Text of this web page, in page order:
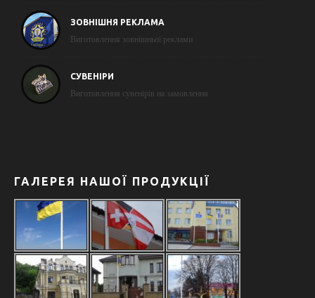
ЗОВНІШНЯ РЕКЛАМА
Виготовлення зовнішньої реклами
СУВЕНІРИ
Виготовлення сувенірів на замовлення
ГАЛЕРЕЯ НАШОЇ ПРОДУКЦІЇ